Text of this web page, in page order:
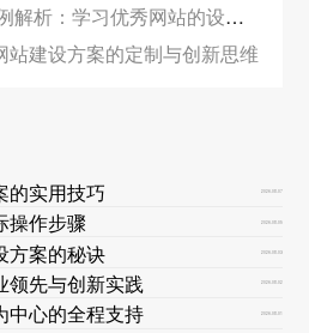
：学习优秀网站的设计与运营策略
站建设方案的定制与创新思维
的实用技巧 2026-08-07
操作步骤 2026-08-05
方案的秘诀 2026-08-03
领先与创新实践 2026-08-02
中心的全程支持 2026-08-01